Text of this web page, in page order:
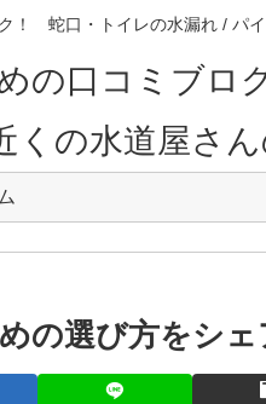
！ 蛇口・トイレの水漏れ / パ
の口コミブ
くの水道屋さ
の選び方をシェ